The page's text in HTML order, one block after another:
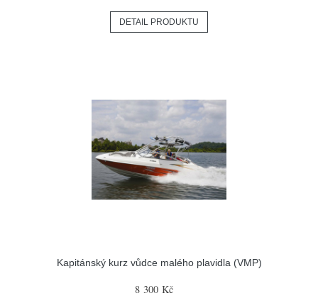
DETAIL PRODUKTU
Kapitánský kurz vůdce malého plavidla (VMP)
8 300 Kč